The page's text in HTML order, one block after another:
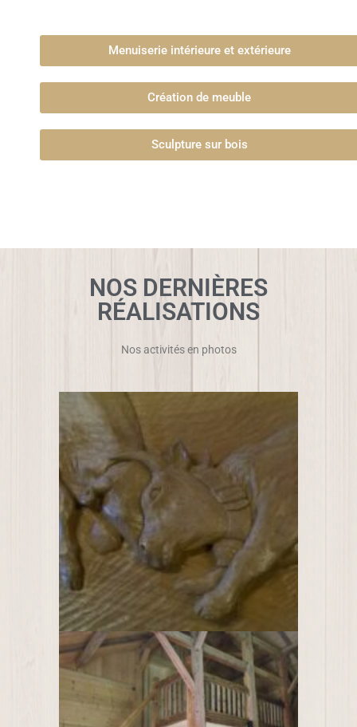
Menuiserie intérieure et extérieure
Création de meuble
Sculpture sur bois
NOS DERNIÈRES
RÉALISATIONS
Nos activités en photos